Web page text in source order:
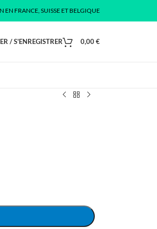
EN FRANCE, SUISSE ET BELGIQUE
/ S'ENREGISTRER 0,00€